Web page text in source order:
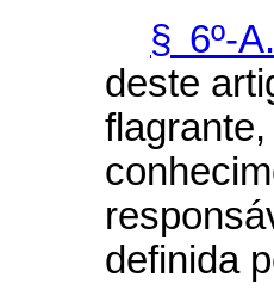
§ 6º-A.
deste
definida